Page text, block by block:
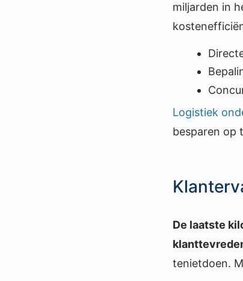
miljarden in
Logistiek
besparen op
De laatste
tenietdoen.